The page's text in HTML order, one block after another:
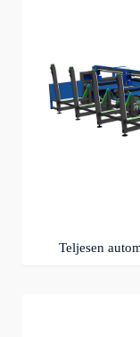
Teljesen